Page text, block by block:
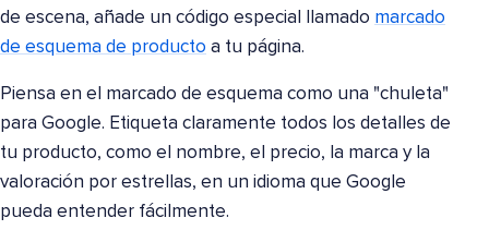
de escena, añade un código especial llamado marcado
de esquema de producto a tu página.
Piensa en el marcado de esquema como una "chuleta"
para Google. Etiqueta claramente todos los detalles de
tu producto, como el nombre, el precio, la marca y la
valoración por estrellas, en un idioma que Google
pueda entender fácilmente.